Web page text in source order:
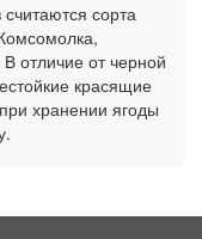
сорта
отличие от черной
красящие
хранении ягоды